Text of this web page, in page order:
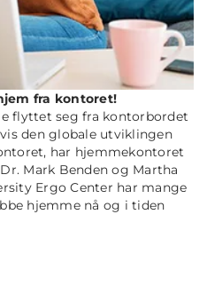
fra kontoret!
flyttet seg fra kontorbordet
den globale utviklingen
har hjemmekontoret
Mark Benden og Martha
Ergo Center har mange
hjemme nå og i tiden